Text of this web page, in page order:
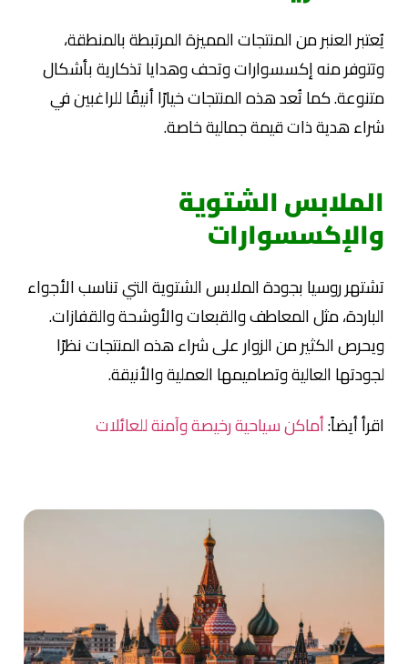
يُعتبر العنبر من المنتجات المميزة المرتبطة بالمنطقة،
وتتوفر منه إكسسوارات وتحف وهدايا تذكارية بأشكال
متنوعة. كما تُعد هذه المنتجات خيارًا أنيقًا للراغبين في
شراء هدية ذات قيمة جمالية خاصة.
الملابس الشتوية
والإكسسوارات
تشتهر روسيا بجودة الملابس الشتوية التي تناسب الأجواء
الباردة، مثل المعاطف والقبعات والأوشحة والقفازات.
ويحرص الكثير من الزوار على شراء هذه المنتجات نظرًا
لجودتها العالية وتصاميمها العملية والأنيقة.
اقرأ أيضاً:أماكن سياحية رخيصة وآمنة للعائلات